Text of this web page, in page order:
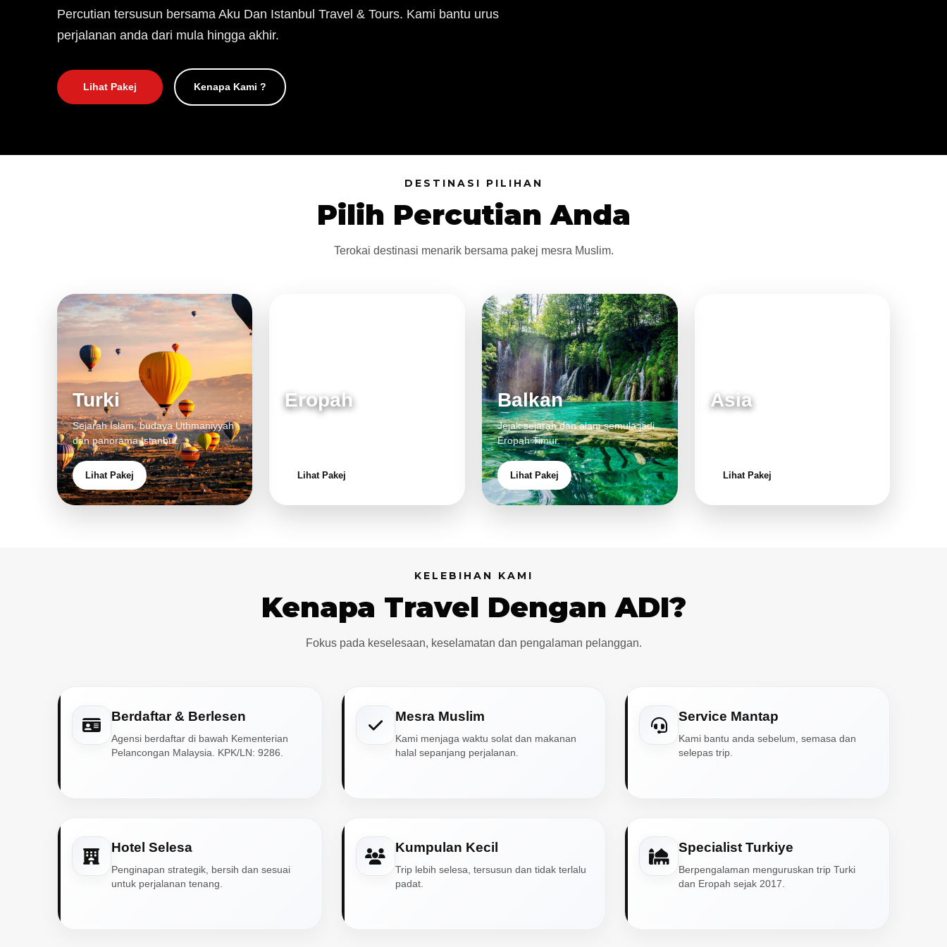
Percutian tersusun bersama Aku Dan Istanbul Travel & Tours. Kami bantu urus
perjalanan anda dari mula hingga akhir.
Lihat Pakej Kenapa Kami ?
DESTINASI PILIHAN
Pilih Percutian Anda
Terokai destinasi menarik bersama pakej mesra Muslim.
Turki
Sejarah Islam, budaya Uthmaniyyah
dan panorama Istanbul.
Lihat Pakej
Eropah
Lihat Pakej
Balkan
Jejak sejarah dan alam semula jadi
Eropah Timur.
Lihat Pakej
Asia
Lihat Pakej
KELEBIHAN KAMI
Kenapa Travel Dengan ADI?
Fokus pada keselesaan, keselamatan dan pengalaman pelanggan.
Berdaftar & Berlesen
Agensi berdaftar di bawah Kementerian
Pelancongan Malaysia. KPK/LN: 9286.
Mesra Muslim
Kami menjaga waktu solat dan makanan
halal sepanjang perjalanan.
Service Mantap
Kami bantu anda sebelum, semasa dan
selepas trip.
Hotel Selesa
Penginapan strategik, bersih dan sesuai
untuk perjalanan tenang.
Kumpulan Kecil
Trip lebih selesa, tersusun dan tidak terlalu
padat.
Specialist Turkiye
Berpengalaman menguruskan trip Turki
dan Eropah sejak 2017.